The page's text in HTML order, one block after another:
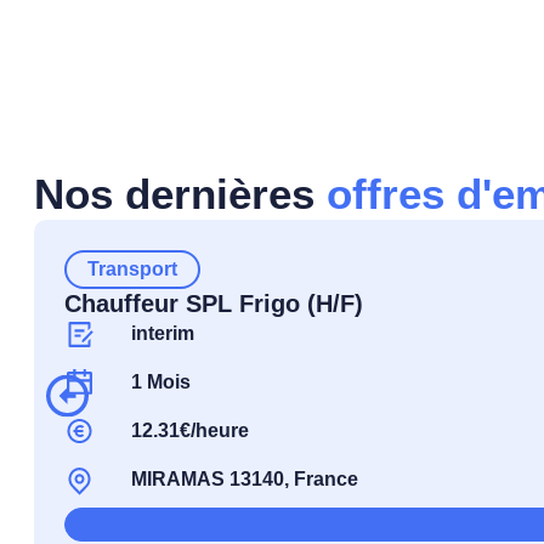
Nos dernières offres
Transport
Chauffeur SPL Frigo (H/F)
interim
1 Mois
12.31€/heure
MIRAMAS 13140, France